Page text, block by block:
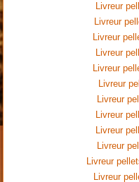
Livreur
Livreur
Livreur
Livreur
Livreur
Livreur
Livreur
Livreur
Livreur
Livreur
Livreur
Livreur